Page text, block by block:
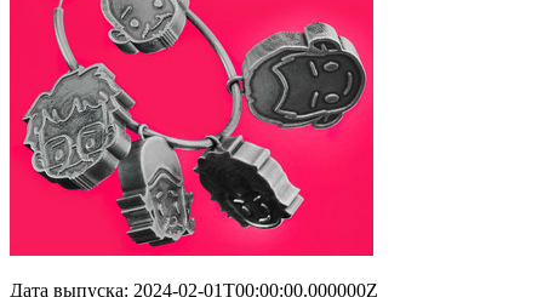
Дата выпуска: 2024-02-01T00:00:00.000000Z